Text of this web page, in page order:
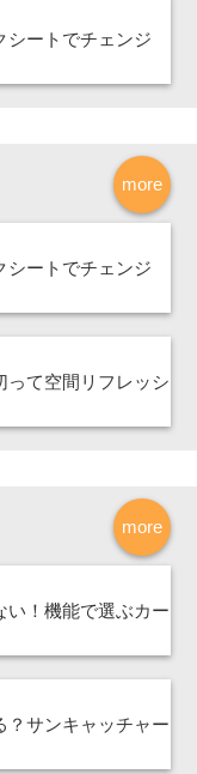
シートでチェンジ
more
シートでチェンジ
って空間リフレッシ
more
い！機能で選ぶカー
？サンキャッチャー